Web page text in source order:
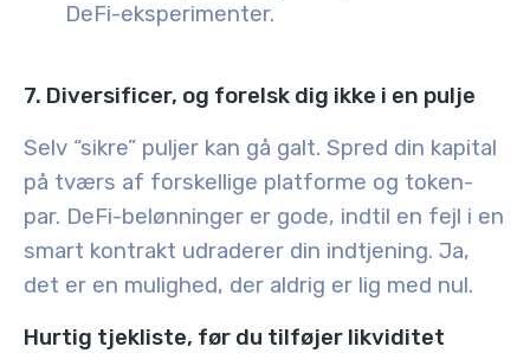
DeFi-eksperimenter.
7. Diversificer, og forelsk dig ikke i en pulje
Selv “sikre” puljer kan gå galt. Spred din kapital
på tværs af forskellige platforme og token-
par. DeFi-belønninger er gode, indtil en fejl i en
smart kontrakt udraderer din indtjening. Ja,
det er en mulighed, der aldrig er lig med nul.
Hurtig tjekliste, før du tilføjer likviditet